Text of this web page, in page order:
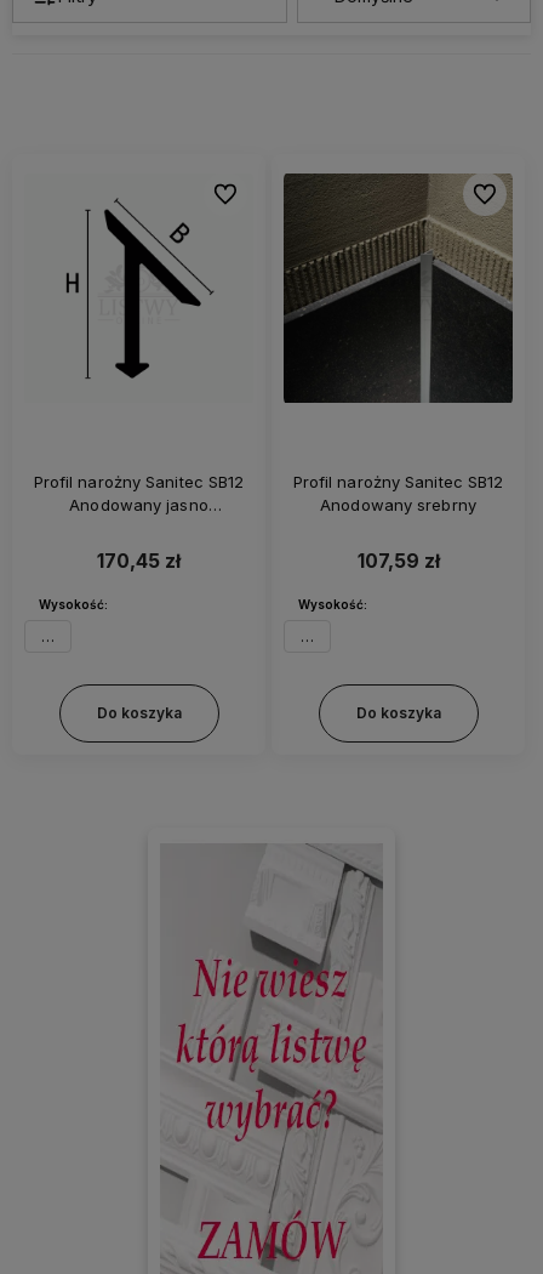
Profil narożny Sanitec SB12
Anodowany jasno
170,45 zł
Wysokość:
7 mm
Do koszyka
Do ulubionych
Profil narożny Sanitec SB12
Anodowany srebrny
107,59 zł
Wysokość:
7 mm
Do koszyka
Do